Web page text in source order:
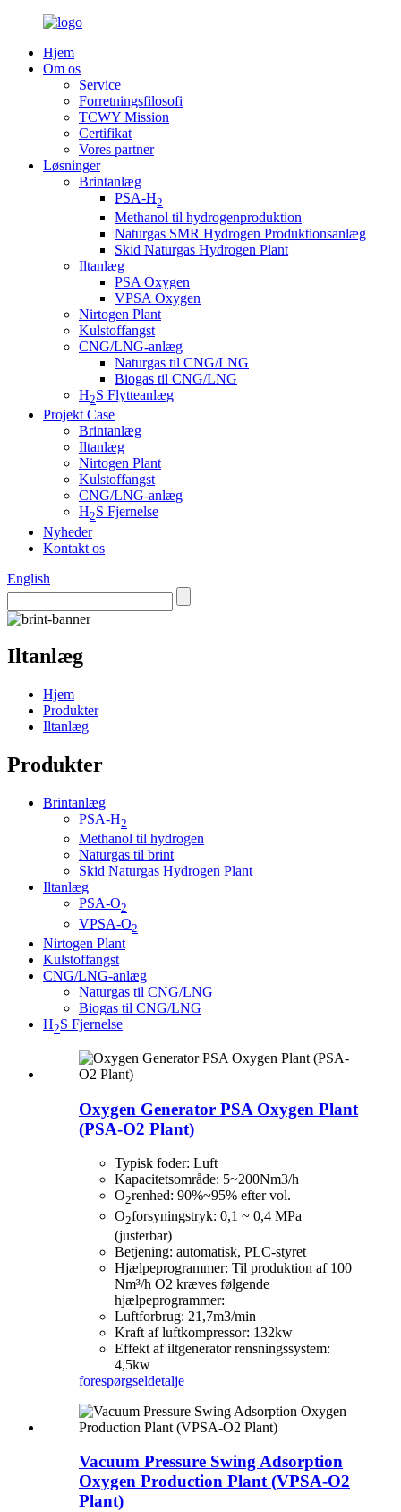
Hjem
Om os
Service
Forretningsfilosofi
TCWY Mission
Certifikat
Vores partner
Løsninger
Brintanlæg
PSA-H2
Methanol til hydrogenproduktion
Naturgas SMR Hydrogen Produktionsanlæg
Skid Naturgas Hydrogen Plant
Iltanlæg
PSA Oxygen
VPSA Oxygen
Nirtogen Plant
Kulstoffangst
CNG/LNG-anlæg
Naturgas til CNG/LNG
Biogas til CNG/LNG
H2S Flytteanlæg
Projekt Case
Brintanlæg
Iltanlæg
Nirtogen Plant
Kulstoffangst
CNG/LNG-anlæg
H2S Fjernelse
Nyheder
Kontakt os
English
Iltanlæg
Hjem
Produkter
Iltanlæg
Produkter
Brintanlæg
PSA-H2
Methanol til hydrogen
Naturgas til brint
Skid Naturgas Hydrogen Plant
Iltanlæg
PSA-O2
VPSA-O2
Nirtogen Plant
Kulstoffangst
CNG/LNG-anlæg
Naturgas til CNG/LNG
Biogas til CNG/LNG
H2S Fjernelse
Oxygen Generator PSA Oxygen Plant
(PSA-O2 Plant)
Typisk foder: Luft
Kapacitetsområde: 5~200Nm3/h
O2renhed: 90%~95% efter vol.
O2forsyningstryk: 0,1 ~ 0,4 MPa
(justerbar)
Betjening: automatisk, PLC-styret
Hjælpeprogrammer: Til produktion af 100
Nm³/h O2 kræves følgende
hjælpeprogrammer:
Luftforbrug: 21,7m3/min
Kraft af luftkompressor: 132kw
Effekt af iltgenerator rensningssystem:
4,5kw
forespørgseldetalje
Vacuum Pressure Swing Adsorption
Oxygen Production Plant (VPSA-O2
Plant)